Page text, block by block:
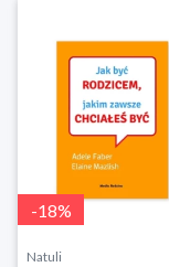
-18%
Natuli